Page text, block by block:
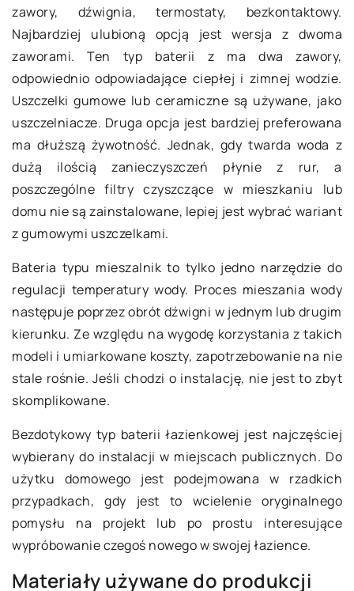
zawory, dźwignia, termostaty, bezkontaktowy.
Najbardziej ulubioną opcją jest wersja z dwoma
zaworami. Ten typ baterii z ma dwa zawory,
odpowiednio odpowiadające ciepłej i zimnej wodzie.
Uszczelki gumowe lub ceramiczne są używane, jako
uszczelniacze. Druga opcja jest bardziej preferowana
ma dłuższą żywotność. Jednak, gdy twarda woda z
dużą ilością zanieczyszczeń płynie z rur, a
poszczególne filtry czyszczące w mieszkaniu lub
domu nie są zainstalowane, lepiej jest wybrać wariant
z gumowymi uszczelkami.
Bateria typu mieszalnik to tylko jedno narzędzie do
regulacji temperatury wody. Proces mieszania wody
następuje poprzez obrót dźwigni w jednym lub drugim
kierunku. Ze względu na wygodę korzystania z takich
modeli i umiarkowane koszty, zapotrzebowanie na nie
stale rośnie. Jeśli chodzi o instalację, nie jest to zbyt
skomplikowane.
Bezdotykowy typ baterii łazienkowej jest najczęściej
wybierany do instalacji w miejscach publicznych. Do
użytku domowego jest podejmowana w rzadkich
przypadkach, gdy jest to wcielenie oryginalnego
pomysłu na projekt lub po prostu interesujące
wypróbowanie czegoś nowego w swojej łazience.
Materiały używane do produkcji